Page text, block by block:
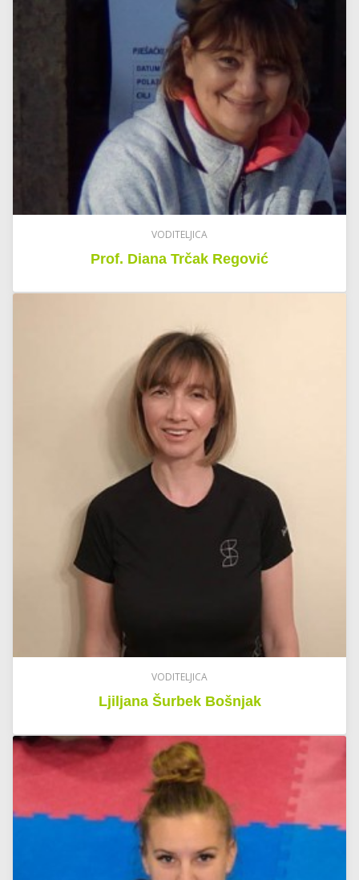
VODITELJICA
Prof. Diana Trčak Regović
VODITELJICA
Ljiljana Šurbek Bošnjak